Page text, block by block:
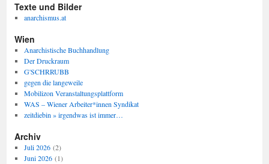
Texte und Bilder
anarchismus.at
Wien
Anarchistische Buchhandlung
Der Druckraum
G'SCHRRUBB
gegen die langeweile
Mobilizon Veranstaltungsplattform
WAS – Wiener Arbeiter*innen Syndikat
zeitdiebin » irgendwas ist immer…
Archiv
Juli 2026(2)
Juni 2026(1)